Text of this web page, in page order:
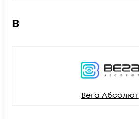
В
Вега Абсолют